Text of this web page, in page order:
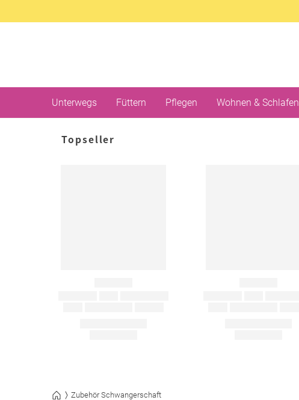
Unterwegs Füttern Pflegen Wohnen & Schlafen
Topseller
Zubehör Schwangerschaft